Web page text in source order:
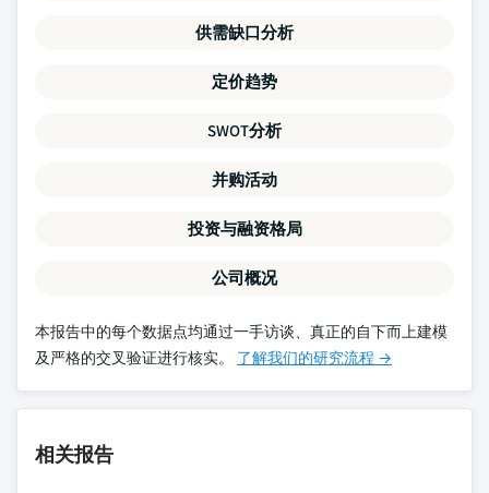
供需缺口分析
定价趋势
SWOT分析
并购活动
投资与融资格局
公司概况
本报告中的每个数据点均通过一手访谈、真正的自下而上建模
及严格的交叉验证进行核实。 了解我们的研究流程 →
相关报告